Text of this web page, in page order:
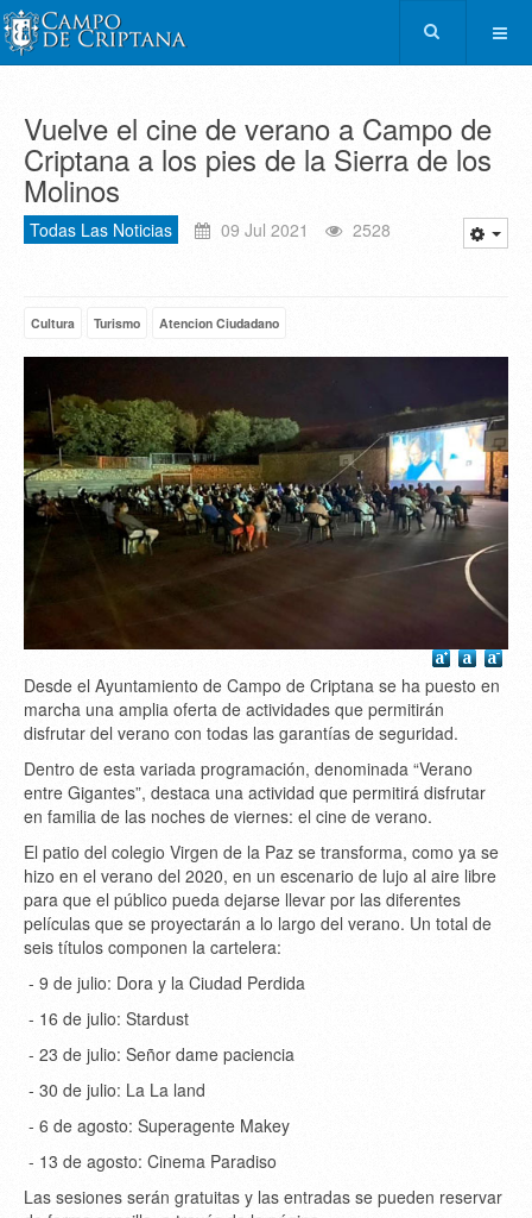
Vuelve el cine de verano a Campo de
Criptana a los pies de la Sierra de los
Molinos
Todas Las Noticias 09 Jul 2021 2528
Cultura Turismo Atencion Ciudadano
Desde el Ayuntamiento de Campo de Criptana se ha puesto en
marcha una amplia oferta de actividades que permitirán
disfrutar del verano con todas las garantías de seguridad.
Dentro de esta variada programación, denominada “Verano
entre Gigantes”, destaca una actividad que permitirá disfrutar
en familia de las noches de viernes: el cine de verano.
El patio del colegio Virgen de la Paz se transforma, como ya se
hizo en el verano del 2020, en un escenario de lujo al aire libre
para que el público pueda dejarse llevar por las diferentes
películas que se proyectarán a lo largo del verano. Un total de
seis títulos componen la cartelera:
- 9 de julio: Dora y la Ciudad Perdida
- 16 de julio: Stardust
- 23 de julio: Señor dame paciencia
- 30 de julio: La La land
- 6 de agosto: Superagente Makey
- 13 de agosto: Cinema Paradiso
Las sesiones serán gratuitas y las entradas se pueden reservar